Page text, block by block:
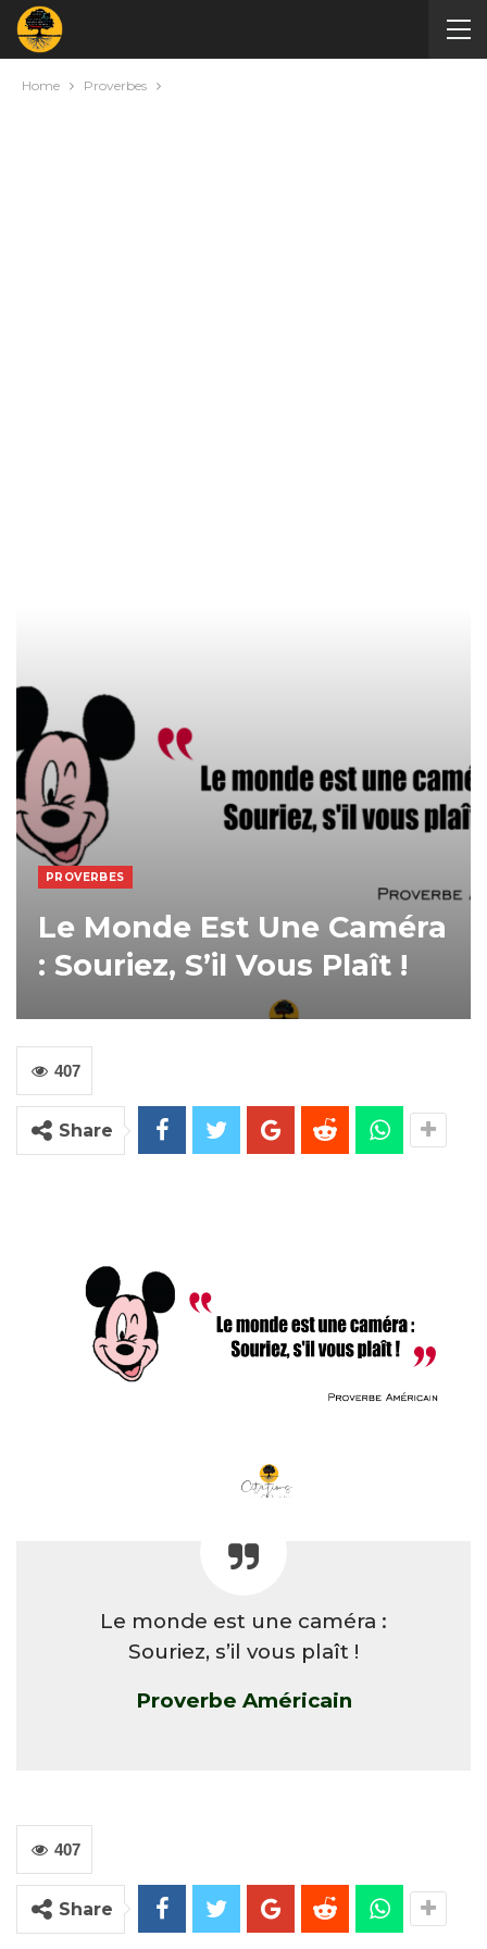
Home Proverbes
PROVERBES
Le Monde Est Une Caméra
: Souriez, S’il Vous Plaît !
407
Share
Le monde est une caméra :
Souriez, s’il vous plaît !
Proverbe Américain
407
Share